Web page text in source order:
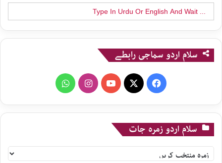
Search
for:
سلام اردو سماجی رابطے
Facebook
YouTube
Instagram
WhatsApp
سلام اردو زمرہ جات
سلام